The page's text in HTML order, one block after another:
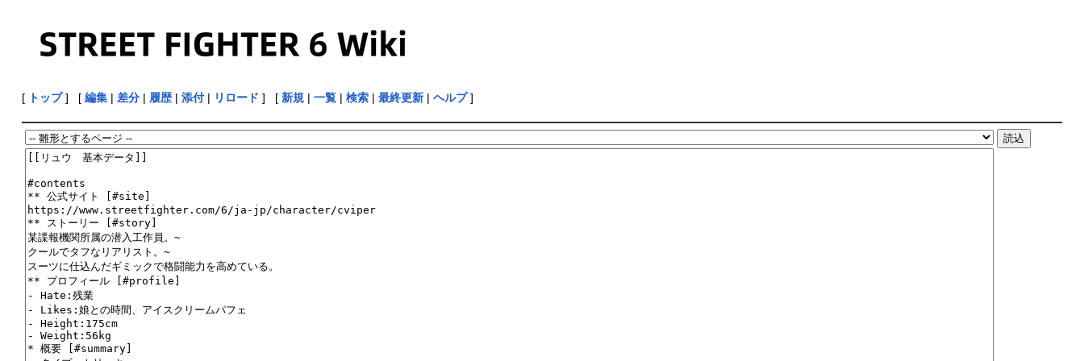
[ トップ] [ 編集| 差分| 履歴| 添付| リロード ] [ 新規| 一覧| 検索| 最終更新| ヘルプ]